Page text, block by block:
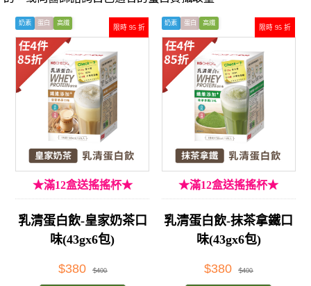
限時 95 折
奶素 蛋白 高纖
★滿12盒送搖搖杯★
乳清蛋白飲-皇家奶茶口
味(43gx6包)
$380 $400
限時 95 折
奶素 蛋白 高纖
★滿12盒送搖搖杯★
乳清蛋白飲-抹茶拿鐵口
味(43gx6包)
$380 $400